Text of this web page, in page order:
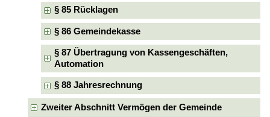
§ 85 Rücklagen
§ 86 Gemeindekasse
§ 87 Übertragung von Kassengeschäften,
Automation
§ 88 Jahresrechnung
Zweiter Abschnitt Vermögen der Gemeinde